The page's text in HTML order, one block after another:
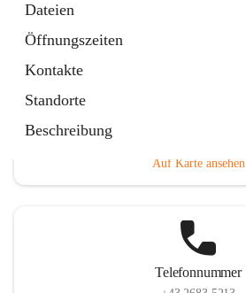
Dateien
Öffnungszeiten
Kontakte
Standorte
Beschreibung
Auf Karte ansehen
Telefonnummer